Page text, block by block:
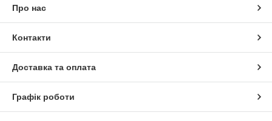
Про нас
Контакти
Доставка та оплата
Графік роботи